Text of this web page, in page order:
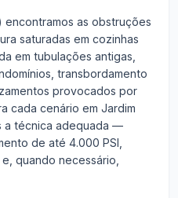
encontramos as obstruções
saturadas em cozinhas
em tubulações antigas,
transbordamento
provocados por
cada cenário em Jardim
a técnica adequada —
de até 4.000 PSI,
quando necessário,